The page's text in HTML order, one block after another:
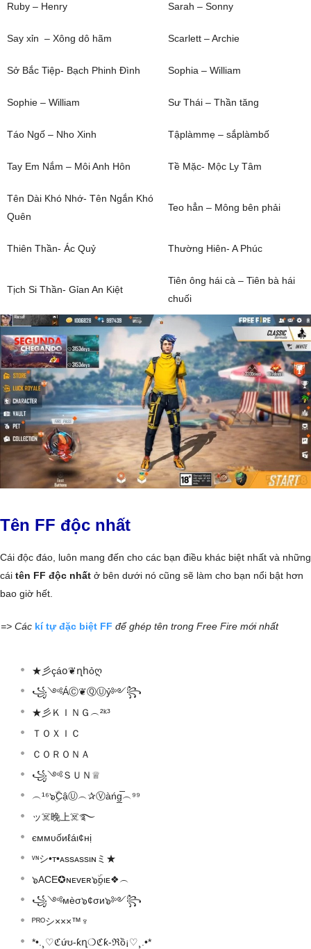
Ruby – Henry Sarah – Sonny
Say xỉn – Xông dô hãm Scarlett – Archie
Sở Bắc Tiệp- Bạch Phinh Đình Sophia – William
Sophie – William Sư Thái – Thần tăng
Táo Ngố – Nho Xinh Tậplàmmẹ – sắplàmbố
Tay Em Nắm – Môi Anh Hôn Tề Mặc- Mộc Ly Tâm
Tên Dài Khó Nhớ- Tên Ngắn Khó
Quên
Teo hẳn – Mông bên phải
Thiên Thần- Ác Quỷ Thường Hiên- A Phúc
Tịch Si Thần- Gỉan An Kiệt
Tiên ông hái cà – Tiên bà hái
chuối
Tên FF độc nhất
Cái độc đáo, luôn mang đến cho các bạn điều khác biệt nhất và những
cái tên FF độc nhất ở bên dưới nó cũng sẽ làm cho bạn nổi bật hơn
bao giờ hết.
=> Các kí tự đặc biệt FF để ghép tên trong Free Fire mới nhất
★彡çáօ❦ղհỏღ
꧁༺ÁⒸ❦ⓆⓊỷ༻꧂
★彡ＫＩＮＧ︵²ᵏ³
ＴＯＸＩＣ
ＣＯＲＯＮＡ
꧁༺ＳＵＮ♕
︵¹⁶๖ۣۜCậⓊ︵✰Ⓥàńg̲̅︵⁹⁹
ッ☠️晚上☠️࿐
єммυốиℓáι¢нị
ᵛᶰシ•т•ᴀssᴀssιɴミ★
๖ACE✪ɴᴇvᴇʀ๖ۣۜᴅιᴇ❖︵
꧁༺мèσ๖¢σи๖༻꧂
ᴾᴿᴼシ×××™♆
*•.¸♡ℭứʊ-ƙղ❍ℭƙ-ℜồ¡♡¸.•*